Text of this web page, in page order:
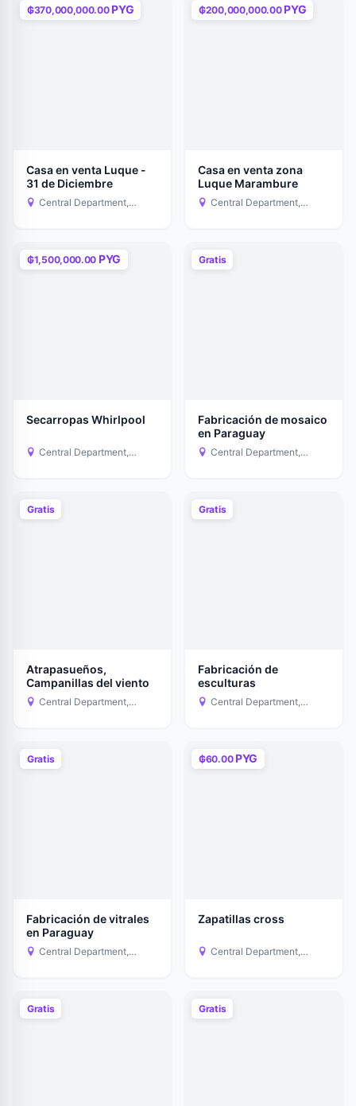
₲370,000,000.00PYG
Casa en venta Luque -
31 de Diciembre
Central Department,
₲200,000,000.00PYG
Casa en venta zona
Luque Marambure
Central Department,
₲1,500,000.00 PYG
Secarropas Whirlpool
Central Department,
Gratis
Fabricación de mosaico
en Paraguay
Central Department,
Gratis
Atrapasueños,
Campanillas del viento
Central Department,
Gratis
Fabricación de
esculturas
Central Department,
Gratis
Fabricación de vitrales
en Paraguay
Central Department,
₲60.00PYG
Zapatillas cross
Central Department,
Gratis Gratis